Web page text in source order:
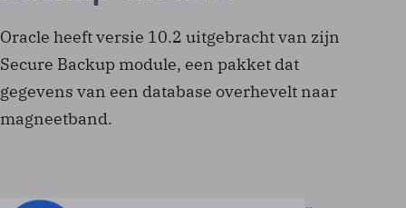
Oracle heeft versie 10.2 uitgebracht van zijn
Secure Backup module, een pakket dat
gegevens van een database overhevelt naar
magneetband.